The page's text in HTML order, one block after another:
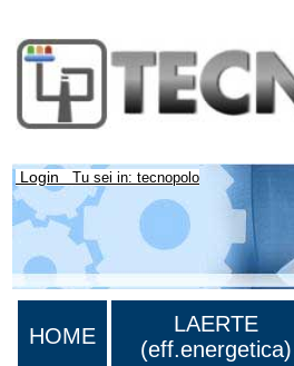
Login Tu sei in: tecnopolo
HOME
LAERTE
(eff.energetica)